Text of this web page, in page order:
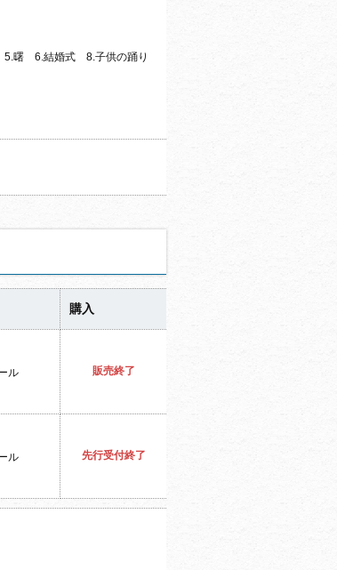
5.曙 6.結婚式 8.子供の踊り
購入
ル 販売終了
ル 先行受付終了